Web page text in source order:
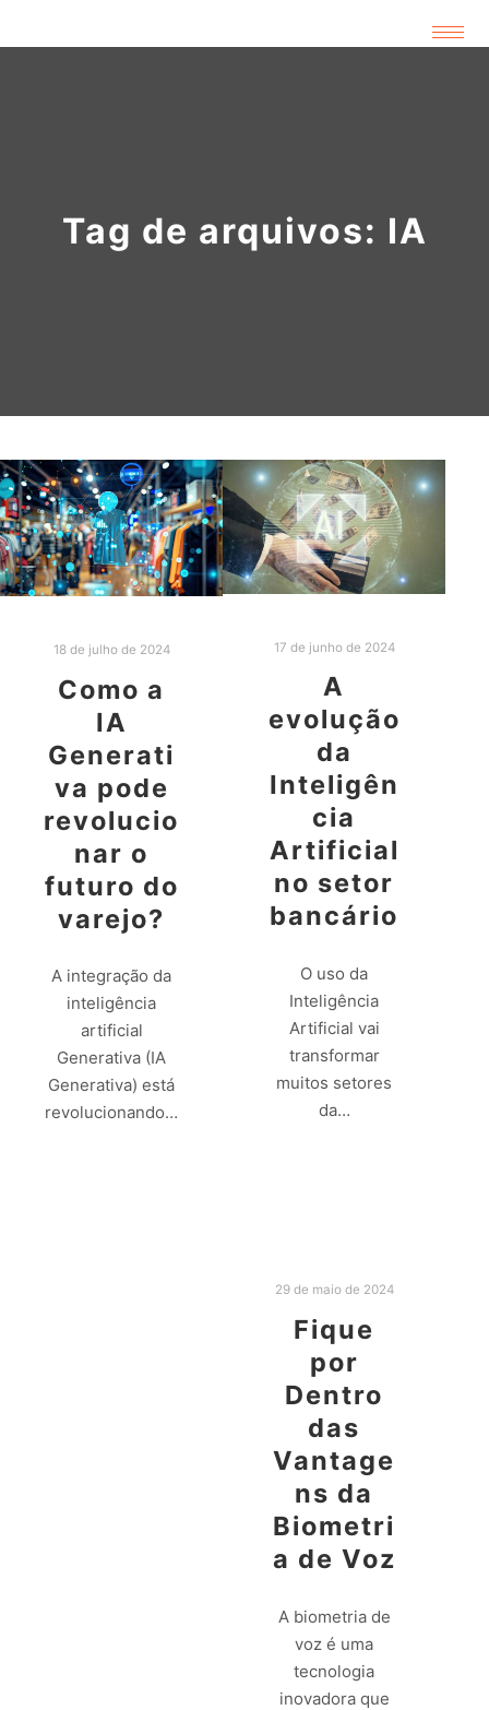
Tag de arquivos: IA
18 de julho de 2024
Como a
IA
Generati
va pode
revolucio
nar o
futuro do
varejo?
A integração da
inteligência
artificial
Generativa (IA
Generativa) está
revolucionando…
17 de junho de 2024
A
evolução
da
Inteligên
cia
Artificial
no setor
bancário
O uso da
Inteligência
Artificial vai
transformar
muitos setores
da…
29 de maio de 2024
Fique
por
Dentro
das
Vantage
ns da
Biometri
a de Voz
A biometria de
voz é uma
tecnologia
inovadora que